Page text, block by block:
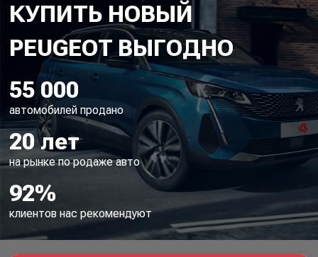
КУПИТЬ НОВЫЙ
PEUGEOT ВЫГОДНО
55 000
автомобилей продано
20 лет
на рынке по родаже авто
92%
клиентов нас рекомендуют